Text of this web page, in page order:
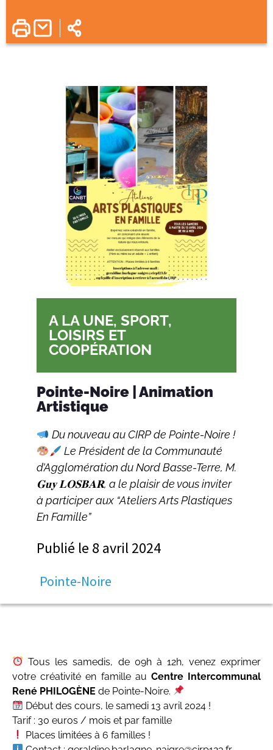
A LA UNE, SPORT,
LOISIRS ET
COOPÉRATION
Pointe-Noire | Animation
Artistique
Du nouveau au CIRP de Pointe-Noire !
Le Président de la Communauté
d’Agglomération du Nord Basse-Terre, M.
𝐆𝐮𝐲 𝐋𝐎𝐒𝐁𝐀𝐑, a le plaisir de vous inviter
à participer aux “Ateliers Arts Plastiques
En Famille”
Publié le 8 avril 2024
Pointe-Noire
Tous les samedis, de 09h à 12h, venez exprimer
votre créativité en famille au Centre Intercommunal
René PHILOGÈNE de Pointe-Noire.
Début des cours, le samedi 13 avril 2024 !
Tarif : 30 euros / mois et par famille
Places limitées à 6 familles !